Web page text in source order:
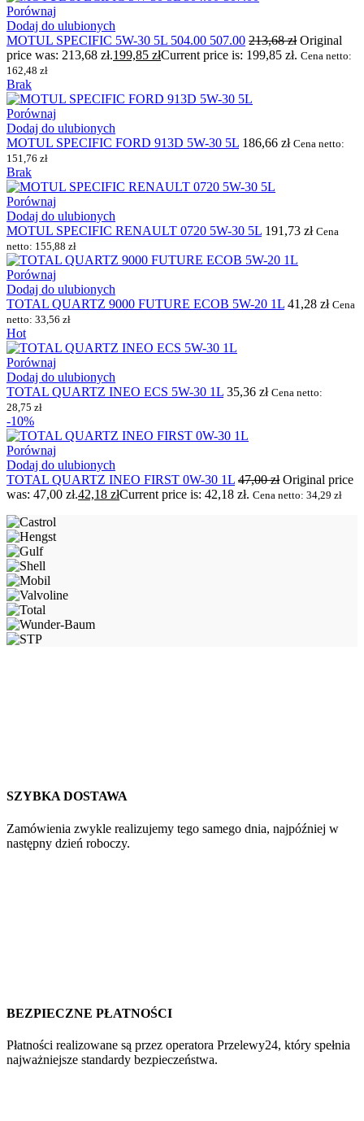
Porównaj
Dodaj do ulubionych
MOTUL SPECIFIC 5W-30 5L 504.00 507.00 213,68zł Original
price was: 213,68 zł.199,85 złCurrent price is: 199,85 zł. Cena netto:
162,48 zł
Brak
Porównaj
Dodaj do ulubionych
MOTUL SPECIFIC FORD 913D 5W-30 5L 186,66 zł Cena netto:
151,76 zł
Brak
Porównaj
Dodaj do ulubionych
MOTUL SPECIFIC RENAULT 0720 5W-30 5L 191,73 zł Cena
netto: 155,88 zł
Porównaj
Dodaj do ulubionych
TOTAL QUARTZ 9000 FUTURE ECOB 5W-20 1L 41,28 zł Cena
netto: 33,56 zł
Hot
Porównaj
Dodaj do ulubionych
TOTAL QUARTZ INEO ECS 5W-30 1L 35,36 zł Cena netto:
28,75 zł
-10%
Porównaj
Dodaj do ulubionych
TOTAL QUARTZ INEO FIRST 0W-30 1L 47,00zł Original price
was: 47,00 zł.42,18 złCurrent price is: 42,18 zł. Cena netto: 34,29 zł
SZYBKA DOSTAWA
Zamówienia zwykle realizujemy tego samego dnia, najpóźniej w
następny dzień roboczy.
BEZPIECZNE PŁATNOŚCI
Płatności realizowane są przez operatora Przelewy24, który spełnia
najważniejsze standardy bezpieczeństwa.